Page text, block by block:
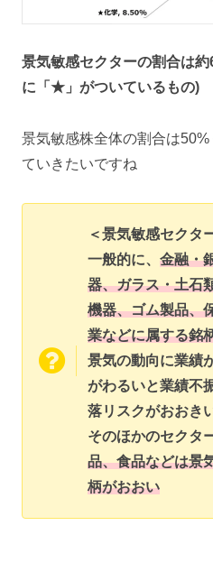
景気敏感セクターの割合は約
に「★」がついているもの)
景気敏感株全体の割合は
ていきたいですね
＜景気敏感セクタ
一般的に、 金融・
器、ガラス・土石
機器、ゴム製品、
業などに属する銘
景気の動向に業績
がわるいと業績不
落リスクがおおき
そのほかのセクタ
品、食品などは景
柄がおおい